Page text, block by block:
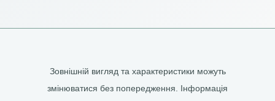
Зовнішній вигляд та характеристики можуть
змінюватися без попередження. Інформація